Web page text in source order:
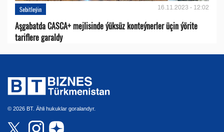
Sebitleýin 16.11.2023 - 12:02
Aşgabatda CASCA+ mejlisinde ýüksüz konteýnerler üçin ýörite
tariflere garaldy
© 2026 BT. Ähli hukuklar goralandyr.